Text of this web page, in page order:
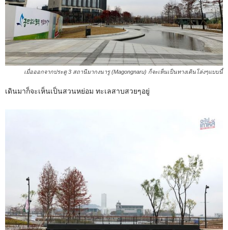
เมื่อออกจากประตู 3 สถานีมากงนารู (Magongnaru) ก็จะเห็นเป็นทางเดินโล่งๆแบบนี้
เดินมาก็จะเห็นเป็นสวนหย่อม ทะเลสาบสวยๆอยู่